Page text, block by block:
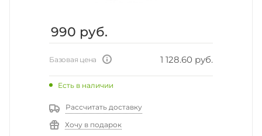
990 руб.
Базовая цена 1 128.60 руб.
Есть в наличии
Рассчитать доставку
Хочу в подарок